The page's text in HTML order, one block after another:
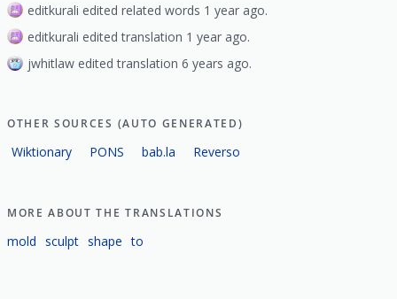
editkurali edited related words 1 year ago.
editkurali edited translation 1 year ago.
jwhitlaw edited translation 6 years ago.
OTHER SOURCES (AUTO GENERATED)
Wiktionary PONS bab.la Reverso
MORE ABOUT THE TRANSLATIONS
mold sculpt shape to